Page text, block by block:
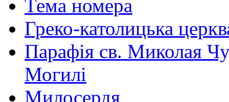
Тема номера
Греко-католицька
Парафія св. Миколая
Могилі
Милосердя